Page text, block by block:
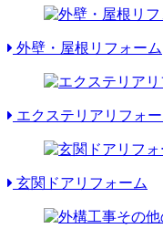
外壁・屋根リフォーム
エクステリアリフォ
玄関ドアリフォーム